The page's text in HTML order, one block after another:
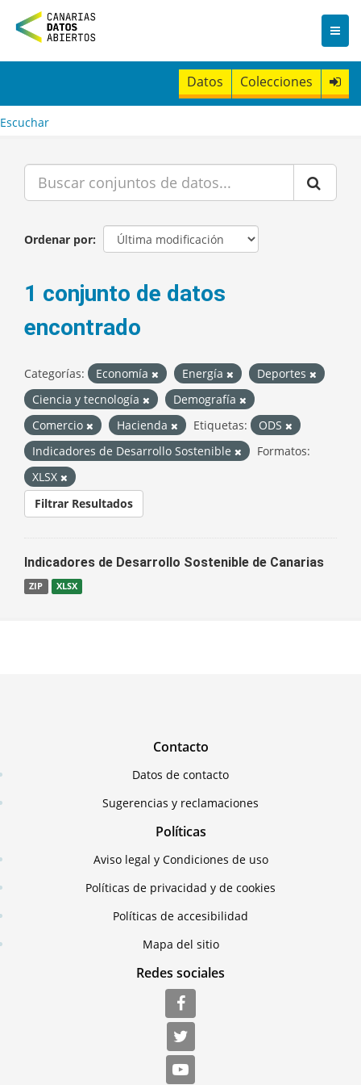
n
t
Datos Colecciones
Escuchar
Ordenar por
1 conjunto de datos
encontrado
Categorías: Economía Energía
Deportes
Ciencia y tecnología
Demografía
Comercio
Hacienda Etiquetas:
ODS
Indicadores de Desarrollo Sostenible
Formatos:
XLSX
Filtrar Resultados
Indicadores de Desarrollo Sostenible de Canarias
ZIP XLSX
Contacto
Datos de contacto
Sugerencias y reclamaciones
Políticas
Aviso legal y Condiciones de uso
Políticas de privacidad y de cookies
Políticas de accesibilidad
Mapa del sitio
Redes sociales